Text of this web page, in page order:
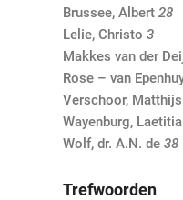
Brussee, Albert 28
Lelie, Christo 3
Makkes van der
Rose – van
Verschoor, Matthijs
Wayenburg,
Wolf, dr. A.N. de 38
Trefwoorden